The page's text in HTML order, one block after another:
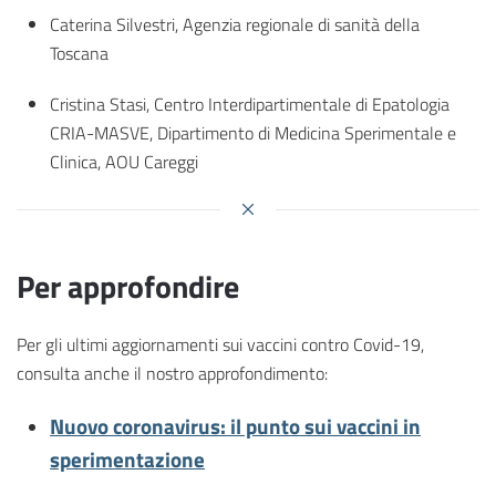
Caterina Silvestri, Agenzia regionale di sanità della
Toscana
Cristina Stasi, Centro Interdipartimentale di Epatologia
CRIA-MASVE, Dipartimento di Medicina Sperimentale e
Clinica, AOU Careggi
Per approfondire
Per gli ultimi aggiornamenti sui vaccini contro Covid-19,
consulta anche il nostro approfondimento:
Nuovo coronavirus: il punto sui vaccini in
sperimentazione